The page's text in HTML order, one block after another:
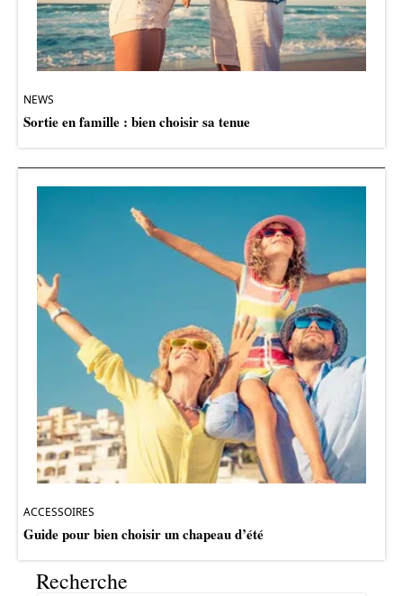
NEWS
Sortie en famille : bien choisir sa tenue
ACCESSOIRES
Guide pour bien choisir un chapeau d’été
Recherche